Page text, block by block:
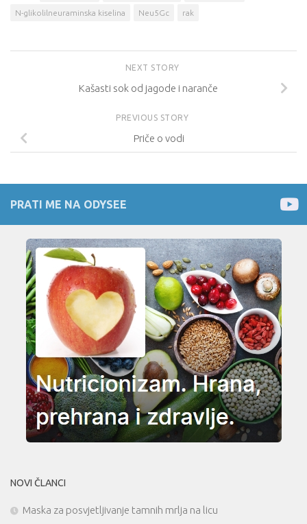
N-glikolilneuraminska kiselina Neu5Gc rak
NEXT STORY
Kašasti sok od jagode i naranče
PREVIOUS STORY
Priče o vodi
PRATI ME NA ODYSEE
NOVI ČLANCI
Maska za posvjetljivanje tamnih mrlja na licu